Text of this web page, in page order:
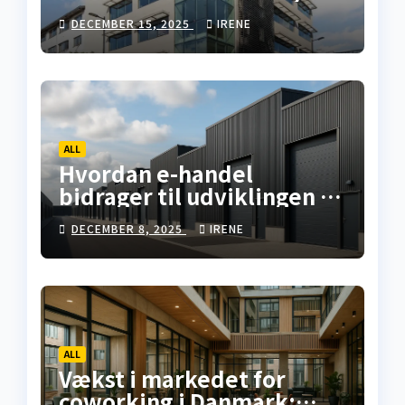
Tilbyder Overlegne
Investeringsmuligheder i
Erhvervsejendomme
DECEMBER 15, 2025 IRENE
ALL
Hvordan e-handel
bidrager til udviklingen af
lagerfaciliteter i Danmark
DECEMBER 8, 2025 IRENE
ALL
Vækst i markedet for